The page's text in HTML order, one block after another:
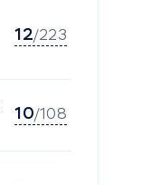
12/223
10/108